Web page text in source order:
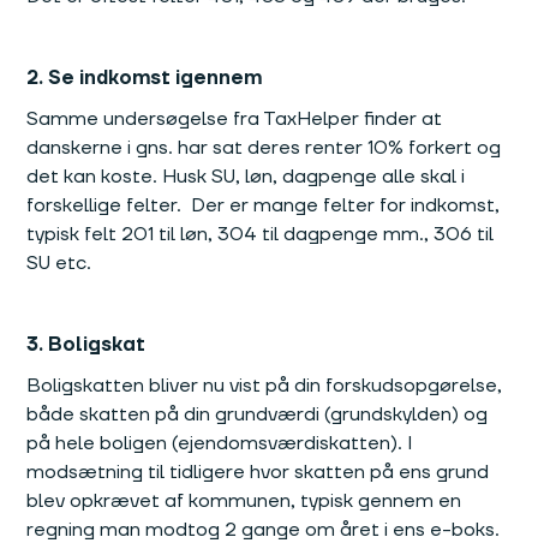
2. Se indkomst igennem
Samme undersøgelse fra TaxHelper finder at
danskerne i gns. har sat deres renter 10% forkert og
det kan koste. Husk SU, løn, dagpenge alle skal i
forskellige felter. Der er mange felter for indkomst,
typisk felt 201 til løn, 304 til dagpenge mm., 306 til
SU etc.
3. Boligskat
Boligskatten bliver nu vist på din forskudsopgørelse,
både skatten på din grundværdi (grundskylden) og
på hele boligen (ejendomsværdiskatten). I
modsætning til tidligere hvor skatten på ens grund
blev opkrævet af kommunen, typisk gennem en
regning man modtog 2 gange om året i ens e-boks.